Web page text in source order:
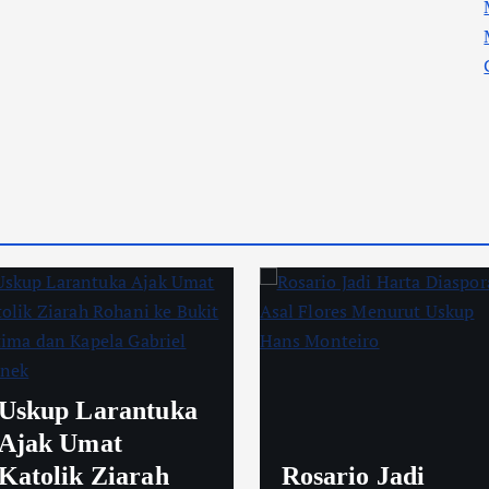
Larantuka
Ajak Umat
Ziarah
Rosario Jadi